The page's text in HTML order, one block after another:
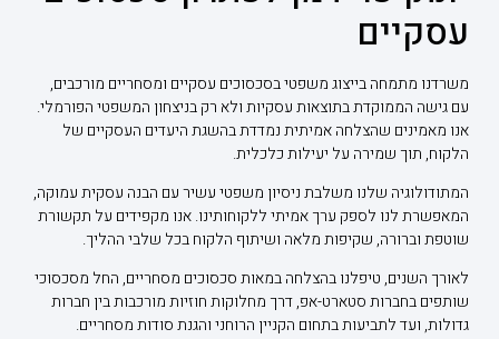
עסקיים
משרדנו מתמחה בייצוג משפטי בסכסוכים עסקיים ומסחריים מורכבים,
עם גישה הממוקדת בתוצאות עסקיות ולא רק בניצחון המשפטי הפורמלי.
אנו מאמינים שהצלחה אמיתית נמדדת בהשגת היעדים העסקיים של
הלקוח, תוך שמירה על יעילות כלכלית.
המתודולוגיה שלנו משלבת ניסיון משפטי עשיר עם הבנה עסקית עמוקה,
המאפשרת לנו לספק ערך אמיתי ללקוחותינו. אנו מקפידים על תקשורת
שוטפת וברורה, שקיפות מלאה ושיתוף הלקוח בכל שלבי ההליך.
לאורך השנים, טיפלנו בהצלחה במאות סכסוכים מסחריים, החל מסכסוכי
שותפים בחברות סטארט-אפ, דרך מחלוקות חוזיות מורכבות בין חברות
גדולות, ועד לתביעות בתחום הקניין הרוחני והגנת סודות מסחריים.